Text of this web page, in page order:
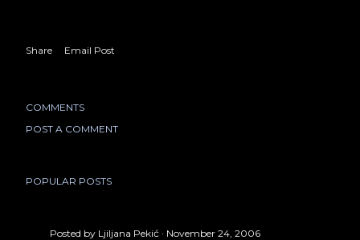
Share Email Post
COMMENTS
POST A COMMENT
POPULAR POSTS
Posted by Ljiljana Pekić November 24, 2006